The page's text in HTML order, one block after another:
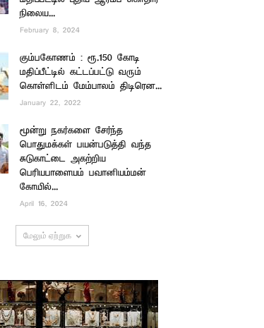
நிலைய...
February 8, 2024
கும்பகோணம் : ரூ.150 கோடி
மதிப்பீட்டில் கட்டப்பட்டு வரும்
கொள்ளிடம் மேம்பாலம் திடிரென...
January 22, 2022
மூன்று நகர்களை சேர்ந்த
பொதுமக்கள் பயன்படுத்தி வந்த
சுடுகாட்டை அகற்றிய
பெரியபாளையம் பவானியம்மன்
கோயில்...
April 16, 2024
மேலும் ஏற்றுக